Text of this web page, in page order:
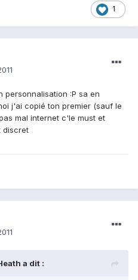
1
personnalisation :P sa en
j'ai copié ton premier (sauf le
mal internet c'le must et
discret
a dit :